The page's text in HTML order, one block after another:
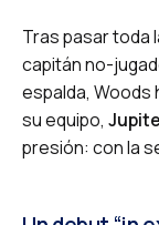
Tras pasar toda
capitán no-
espalda, Woods
su equipo,
presión: con la